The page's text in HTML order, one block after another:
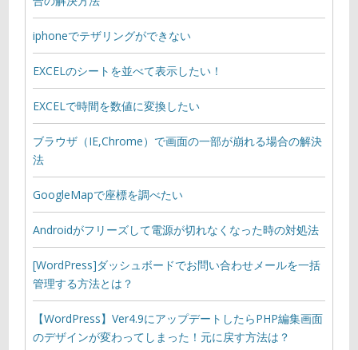
iphoneでテザリングができない
EXCELのシートを並べて表示したい！
EXCELで時間を数値に変換したい
ブラウザ（IE,Chrome）で画面の一部が崩れる場合の解決
法
GoogleMapで座標を調べたい
Androidがフリーズして電源が切れなくなった時の対処法
[WordPress]ダッシュボードでお問い合わせメールを一括
管理する方法とは？
【WordPress】Ver4.9にアップデートしたらPHP編集画面
のデザインが変わってしまった！元に戻す方法は？